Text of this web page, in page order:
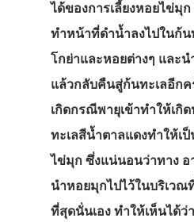
ได้ของการเลี้ยงหอยไข่มุก
ทำหน้าที่ดำน้ำลงไปในก้น
โกย่าและหอยต่างๆ และ
แล้วกลับคืนสู่ก้นทะเลอีก
เกิดกรณีพายุเข้าทำให้เกิ
ทะเลสีน้ำตาลแดงทำให้เ
ไข่มุก ซึ่งแน่นอนว่าทาง อ
นำหอยมุกไปไว้ในบริเวณ
ที่สุดนั่นเอง ทำให้เห็นได้